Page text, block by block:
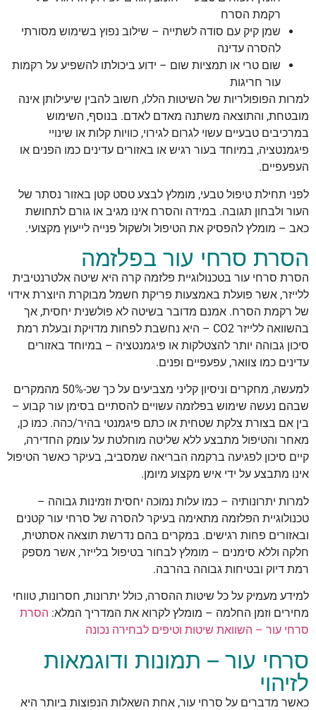
רקמת הסרח
שמן קיק עם סודה לשתייה – שילוב נפוץ בשימוש מסורתי
להסרה עדינה
שום טרי או תמציות שום – ידוע ביכולתו להשפיע על רקמות
עור חריגות
למרות הפופולריות של השיטות הללו, חשוב להבין שיעילותן אינה
מובטחת, והתוצאה משתנה מאדם לאדם. בנוסף, השימוש
במרכיבים טבעיים עשוי לגרום לגירוי, כוויות קלות או שינויי
פיגמנטציה, במיוחד בעור רגיש או באזורים עדינים כמו הפנים או
העפעפיים.
לפני תחילת טיפול טבעי, מומלץ לבצע טסט קטן באזור נסתר של
העור ולבחון תגובה. במידה והסרח אינו מגיב או גורם לתחושת
כאב – מומלץ להפסיק את הטיפול ולשקול פנייה לייעוץ מקצועי.
הסרת סרחי עור בפלזמה
הסרת סרחי עור בטכנולוגיית פלזמה קרה היא שיטה אלטרנטיבית
ללייזר, אשר פועלת באמצעות פריקת חשמל מבוקרת היוצרת אידוי
של רקמת הסרח. אמנם מדובר בשיטה לא פולשנית יחסית, אך
בהשוואה ללייזר CO2 – היא נחשבת לפחות מדויקת ובעלת רמת
סיכון גבוהה יותר להצטלקות או פיגמנטציה – במיוחד באזורים
עדינים כמו צוואר, עפעפיים ופנים.
למעשה, מחקרים וניסיון קליני מצביעים על כך שכ-50% מהמקרים
שבהם נעשה שימוש בפלזמה עשויים להסתיים בסימן עור קבוע –
בין אם בצורת צלקת שטחית או כתם פיגמנטי בהיר/כהה. כמו כן,
מאחר והטיפול מתבצע ללא שליטה מוחלטת על עומק החדירה,
קיים סיכון לפגיעה ברקמה הבריאה שמסביב, בעיקר כאשר הטיפול
אינו מתבצע על ידי איש מקצוע מיומן.
למרות יתרונותיה – כמו עלות נמוכה יחסית וזמינות גבוהה –
טכנולוגיית הפלזמה מתאימה בעיקר להסרה של סרחי עור קטנים
ובאזורים פחות רגישים. במקרים בהם נדרשת תוצאה אסתטית,
חלקה וללא סימנים – מומלץ לבחור בטיפול בלייזר, אשר מספק
רמת דיוק ובטיחות גבוהה בהרבה.
למידע מעמיק על כל שיטות ההסרה, כולל יתרונות, חסרונות, טווחי
מחירים וזמן החלמה – מומלץ לקרוא את המדריך המלא: הסרת
סרחי עור – השוואת שיטות וטיפים לבחירה נכונה
סרחי עור – תמונות ודוגמאות
לזיהוי
כאשר מדברים על סרחי עור, אחת השאלות הנפוצות ביותר היא